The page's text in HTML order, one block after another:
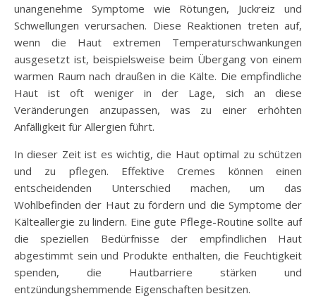
unangenehme Symptome wie Rötungen, Juckreiz und
Schwellungen verursachen. Diese Reaktionen treten auf,
wenn die Haut extremen Temperaturschwankungen
ausgesetzt ist, beispielsweise beim Übergang von einem
warmen Raum nach draußen in die Kälte. Die empfindliche
Haut ist oft weniger in der Lage, sich an diese
Veränderungen anzupassen, was zu einer erhöhten
Anfälligkeit für Allergien führt.
In dieser Zeit ist es wichtig, die Haut optimal zu schützen
und zu pflegen. Effektive Cremes können einen
entscheidenden Unterschied machen, um das
Wohlbefinden der Haut zu fördern und die Symptome der
Kälteallergie zu lindern. Eine gute Pflege-Routine sollte auf
die speziellen Bedürfnisse der empfindlichen Haut
abgestimmt sein und Produkte enthalten, die Feuchtigkeit
spenden, die Hautbarriere stärken und
entzündungshemmende Eigenschaften besitzen.